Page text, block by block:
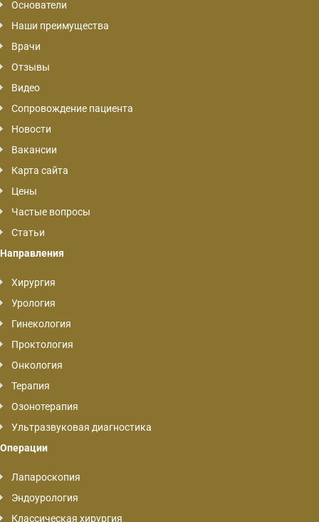
Основатели
Наши преимущества
Врачи
Отзывы
Видео
Сопровождение пациента
Новости
Вакансии
Карта сайта
Цены
Частые вопросы
Статьи
Направления
Хирургия
Урология
Гинекология
Проктология
Онкология
Терапия
Озонотерапия
Ультразвуковая диагностика
Операции
Лапароскопия
Эндоурология
Классическая хирургия